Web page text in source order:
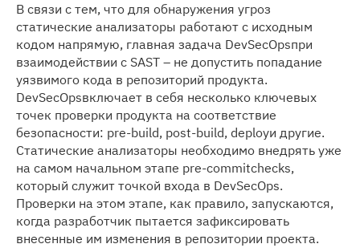
В связи с тем, что для обнаружения угроз
статические анализаторы работают с исходным
кодом напрямую, главная задача DevSecOpsпри
взаимодействии с SAST – не допустить попадание
уязвимого кода в репозиторий продукта.
DevSecOpsвключает в себя несколько ключевых
точек проверки продукта на соответствие
безопасности: pre-build, post-build, deployи другие.
Статические анализаторы необходимо внедрять уже
на самом начальном этапе pre-commitchecks,
который служит точкой входа в DevSecOps.
Проверки на этом этапе, как правило, запускаются,
когда разработчик пытается зафиксировать
внесенные им изменения в репозитории проекта.